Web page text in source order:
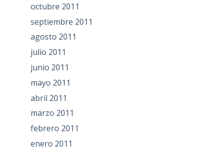
octubre 2011
septiembre 2011
agosto 2011
julio 2011
junio 2011
mayo 2011
abril 2011
marzo 2011
febrero 2011
enero 2011